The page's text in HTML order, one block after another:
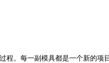
。每一副模具都是一个新的项